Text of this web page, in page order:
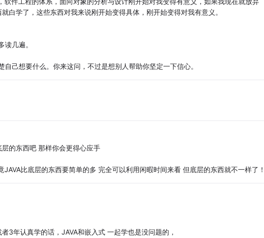
白学了，这些东西对我来说刚开始变得具体，刚开始变得对我有意义。
几遍。
己想要什么。你来这问，不过是想别人帮助你坚定一下信心。
的东西吧 那样你会更得心应手
JAVA比底层的东西要简单的多 完全可以利用闲暇时间来看 但底层的东西就不一样了
3年认真学的话，JAVA和嵌入式 一起学也是没问题的，